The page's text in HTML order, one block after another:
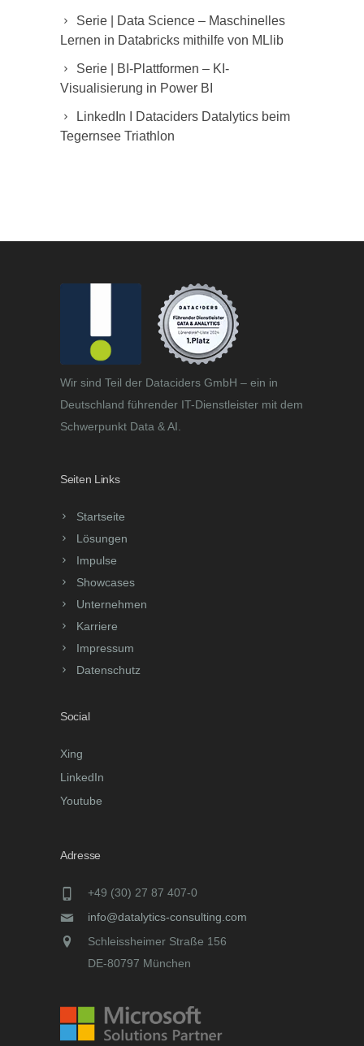
Serie | Data Science – Maschinelles
Lernen in Databricks mithilfe von MLlib
Serie | BI-Plattformen – KI-
Visualisierung in Power BI
LinkedIn I Dataciders Datalytics beim
Tegernsee Triathlon
Wir sind Teil der Dataciders GmbH – ein in
Deutschland führender IT-Dienstleister mit dem
Schwerpunkt Data & AI.
Seiten Links
Startseite
Lösungen
Impulse
Showcases
Unternehmen
Karriere
Impressum
Datenschutz
Social
Xing
LinkedIn
Youtube
Adresse
+49 (30) 27 87 407-0
info@datalytics-consulting.com
Schleissheimer Straße 156
DE-80797 München